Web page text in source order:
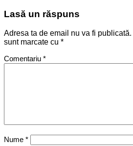
Lasă un răspuns
Adresa ta de email nu va fi publicată.
sunt marcate cu *
Comentariu *
Nume *